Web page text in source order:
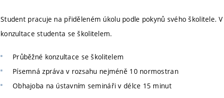
Student pracuje na přiděleném úkolu podle pokynů svého školitele.
konzultace studenta se školitelem.
Průběžné konzultace se školitelem
Písemná zpráva v rozsahu nejméně 10 normostran
Obhajoba na ústavním semináři v délce 15 minut